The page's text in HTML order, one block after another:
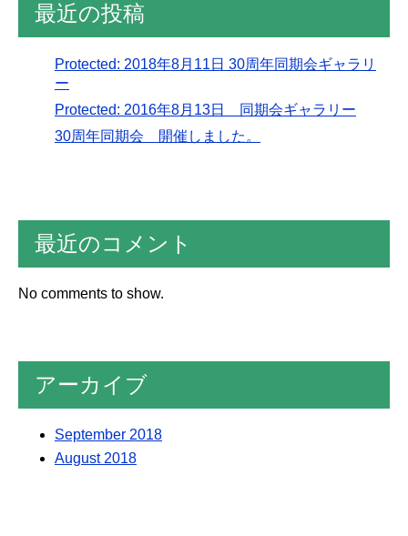
最近の投稿
Protected: 2018年8月11日 30周年同期会ギャラリ
ー
Protected: 2016年8月13日 同期会ギャラリー
30周年同期会 開催しました。
最近のコメント
No comments to show.
アーカイブ
September 2018
August 2018